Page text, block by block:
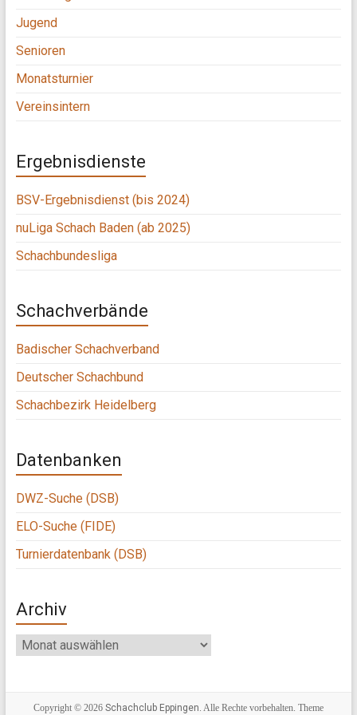
Jugend
Senioren
Monatsturnier
Vereinsintern
Ergebnisdienste
BSV-Ergebnisdienst (bis 2024)
nuLiga Schach Baden (ab 2025)
Schachbundesliga
Schachverbände
Badischer Schachverband
Deutscher Schachbund
Schachbezirk Heidelberg
Datenbanken
DWZ-Suche (DSB)
ELO-Suche (FIDE)
Turnierdatenbank (DSB)
Archiv
Archiv
Copyright © 2026 Schachclub Eppingen. Alle Rechte vorbehalten. Theme